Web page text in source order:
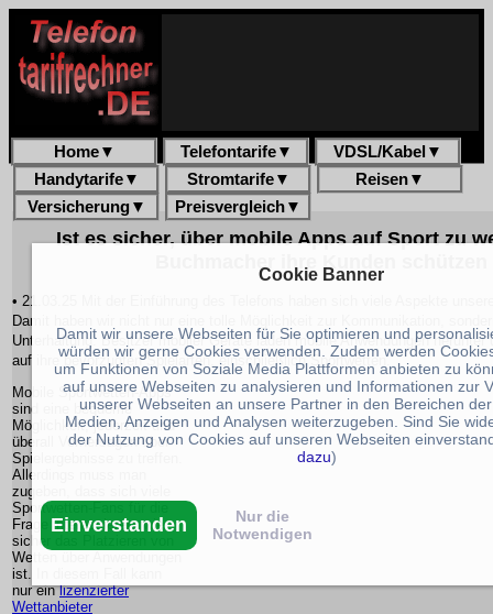
Home▼ Telefontarife▼ VDSL/Kabel ▼
Handytarife▼ Stromtarife▼ Reisen▼
Versicherung▼ Preisvergleich▼
Ist es sicher, über mobile Apps auf Sport zu
Buchmacher ihre Kunden schützen
• 21.03.25 Mit der Einführung des Telefons haben sich viele Aspekte
Damit haben wir nicht nur eine tolle Möglichkeit zur Kommunikation,
Unterhaltung. Besitzer mobiler Geräte laden mobile Anwendungen herunter
auf ihre bevorzugten Spielarten, einschließlich Sportwetten.
Mobile Sportwetten-Apps
sind eine bequeme
Möglichkeit, jederzeit und
überall Vorhersagen über
Spielergebnisse zu treffen.
Allerdings muss man
zugeben, dass sich viele
Sportwetten-Fans für die
Frage interessieren, wie
sicher das Platzieren von
Wetten über Anwendungen
ist. In diesem Fall kann
nur einlizenzierter
Wettanbieter
Cookie Banner
Damit wir unsere Webseiten für Sie optimieren und
würden wir gerne Cookies verwenden. Zudem werden
um Funktionen von Soziale Media Plattformen anbieten zu
auf unsere Webseiten zu analysieren und Informationen zur
unserer Webseiten an unsere Partner in den Bereichen
Medien, Anzeigen und Analysen weiterzugeben. Sind Sie
der Nutzung von Cookies auf unseren Webseiten
dazu)
Einverstanden
Nur die
Notwendigen